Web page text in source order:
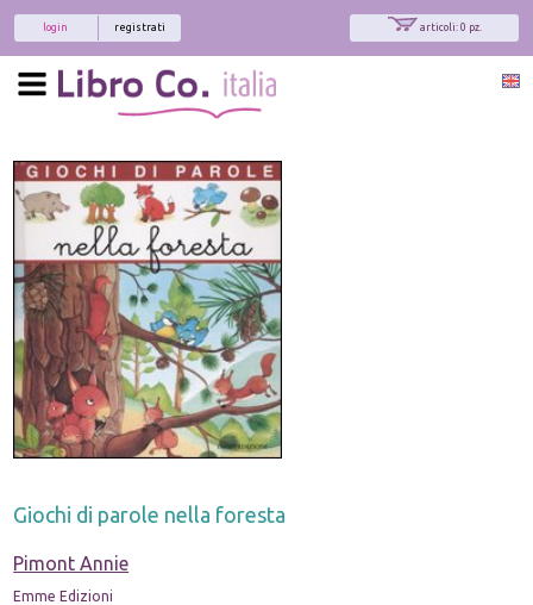
articoli: 0 pz.
registrati
login
Giochi di parole nella foresta
Pimont Annie
Emme Edizioni